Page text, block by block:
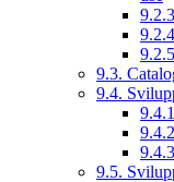
9.3.
9.4.
9.5.